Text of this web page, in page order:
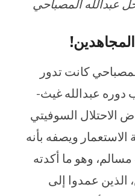
عبدالله المصباحي
كانت تدور
عبدالله غيث-
الاحتلال السوفيتي
الاستعمار ويصفه بأنه
وهو ما أكدته
الذين عمدوا إلى